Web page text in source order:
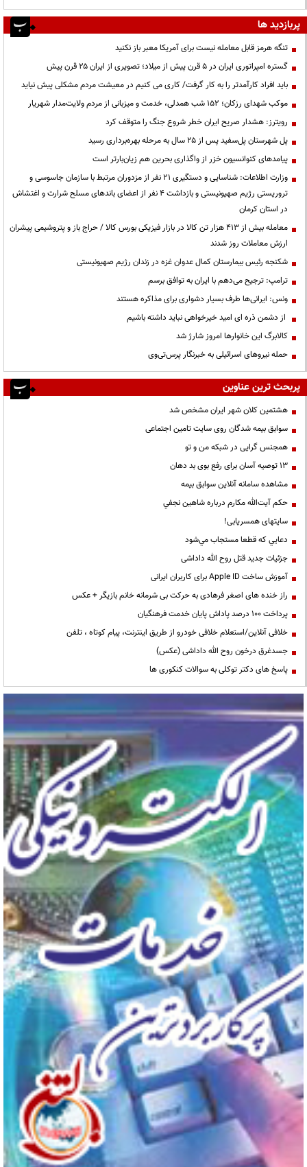
پربازدید ها
تنگه هرمز قابل معامله نیست برای آمریکا معبر باز نکنید
گستره امپراتوری ایران در ۵ قرن پیش از میلاد؛ تصویری از ایران ۲۵ قرن پیش
باید افراد کارآمدتر را به کار گرفت/ کاری می کنیم در معیشت مردم مشکلی پیش نیاید
موکب شهدای رزکان؛ ۱۵۲ شب همدلی، خدمت و میزبانی از مردم ولایت‌مدار شهریار
رویترز: هشدار صریح ایران خطر شروع جنگ را متوقف کرد
پل شهرستان پل‌سفید پس از ۲۵ سال به مرحله بهره‌برداری رسید
پیامدهای کنوانسیون خزر از واگذاری بحرین هم زیان‌بارتر است
وزارت اطلاعات: شناسایی و دستگیری ۲۱ نفر از مزدوران مرتبط با سازمان جاسوسی و
تروریستی رژیم صهیونیستی و بازداشت ۴ نفر از اعضای باندهای مسلح شرارت و اغتشاش
در استان کرمان
معامله بیش از ۴۱۳ هزار تن کالا در بازار فیزیکی بورس کالا / حراج باز و پتروشیمی پیشران
ارزش معاملات روز شدند
شکنجه رئیس بیمارستان کمال عدوان غزه در زندان رژیم صهیونیستی
ترامپ: ترجیح می‌دهم با ایران به توافق برسم
ونس: ایرانی‌ها طرف بسیار دشواری برای مذاکره هستند
از دشمن ذره ای امید خیرخواهی نباید داشته باشیم
کالابرگ این خانوارها امروز شارژ شد
حمله نیروهای اسرائیلی به خبرنگار پرس‌تی‌وی
پربحث ترین عناوین
هشتمین کلان شهر ایران مشخص شد
سوابق بیمه شدگان روی سایت تامین اجتماعی
همجنس گرایی در شبکه من و تو
13 توصیه آسان برای رفع بوی بد دهان
مشاهده سامانه آنلاين سوابق بیمه
حكم آيت‌الله مكارم درباره شاهين نجفي
سایتهای همسریابی!
دعايي كه قطعا مستجاب مي‌شود
جزئیات جدید قتل روح الله داداشی
آموزش ساخت Apple ID برای کاربران ایرانی
راز خنده های اصغر فرهادی به حرکت بی شرمانه خانم بازیگر + عکس
پرداخت ۱۰۰ درصد پاداش پایان خدمت فرهنگیان
خلافی آنلاین/استعلام خلافی خودرو از طریق اینترنت، پیام کوتاه ، تلفن
جسدغرق درخون روح الله داداشی (عکس)
پاسخ های دکتر توکلی به سوالات کنکوری ها